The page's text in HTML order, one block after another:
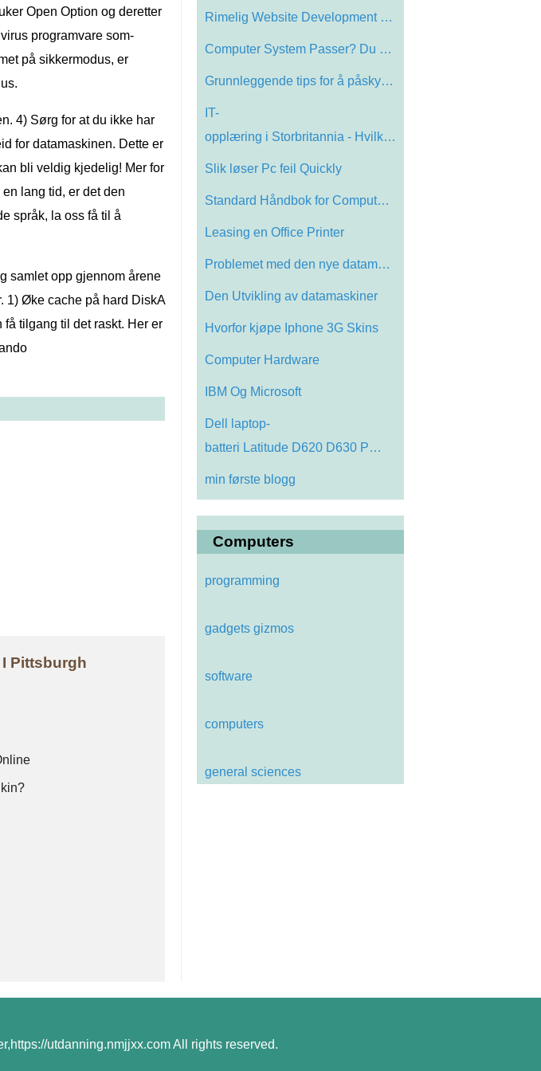
Open Option og deretter
programvare som-
på sikkermodus, er
4) Sørg for at du ikke har
for datamaskinen. Dette er
bli veldig kjedelig! Mer for
lang tid, er det den
språk, la oss få til å
samlet opp gjennom årene
1) Øke cache på hard DiskA
tilgang til det raskt. Her er
Pittsburgh
Rimelig Website Development Services
Computer System Passer? Du kanskje vil t…
Grunnleggende tips for å påskynde din …
IT-
opplæring i Storbritannia - Hvilken …
Slik løser Pc feil Quickly
Standard Håndbok for Computer Parts & a…
Leasing en Office Printer
Problemet med den nye datamaskinen eller…
Den Utvikling av datamaskiner
Hvorfor kjøpe Iphone 3G Skins
Computer Hardware
IBM Og Microsoft
Dell laptop-
batteri Latitude D620 D630 P…
min første blogg
Computers
programming
gadgets gizmos
software
computers
general sciences
utdanning.nmjjxx.com All rights reserved.